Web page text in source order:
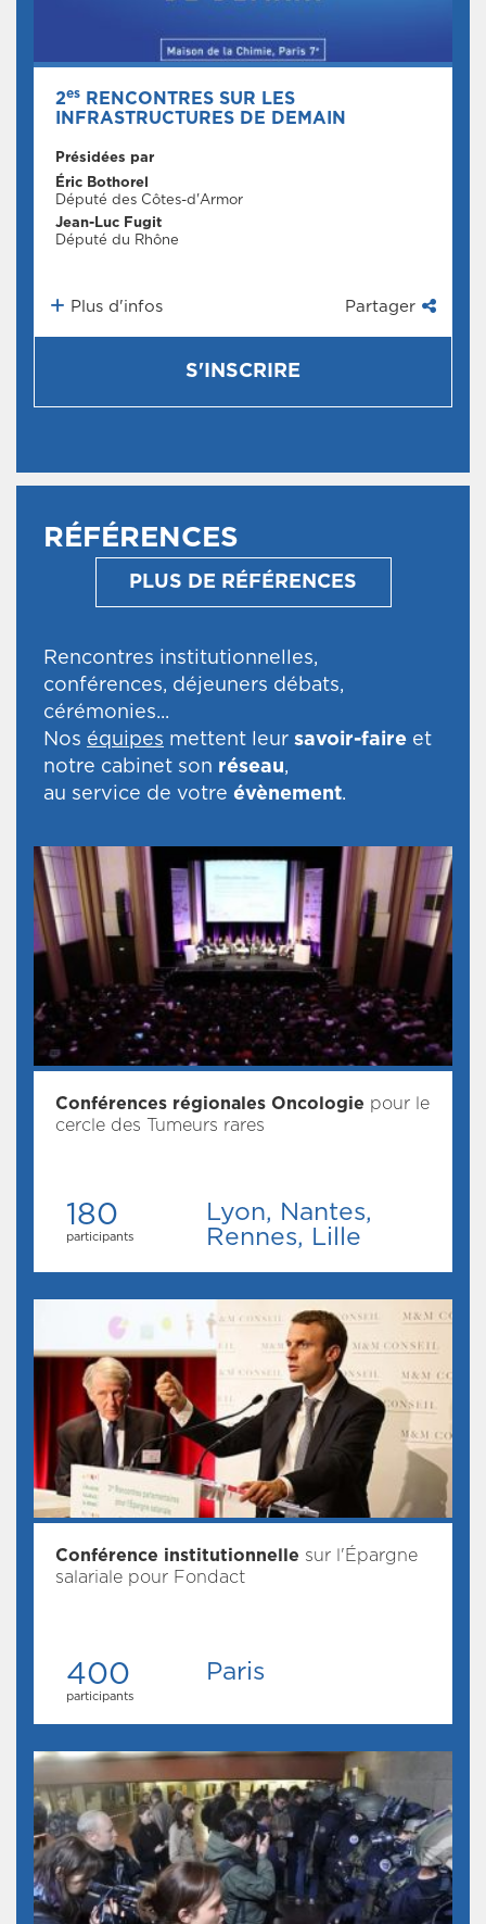
2es
RENCONTRES SUR LES
INFRASTRUCTURES DE DEMAIN
Présidées par
Éric Bothorel
Député des Côtes-d'Armor
Jean-Luc Fugit
Député du Rhône
Plus d'infos Partager
S'INSCRIRE
RÉFÉRENCES
PLUS DE RÉFÉRENCES
Rencontres institutionnelles,
conférences, déjeuners débats,
cérémonies...
Nos équipes mettent leur savoir-faire et
notre cabinet son réseau,
au service de votre évènement.
Conférences régionales Oncologie pour le
cercle des Tumeurs rares
180
participants
Lyon, Nantes,
Rennes, Lille
Conférence institutionnelle sur l'Épargne
salariale pour Fondact
400
participants
Paris